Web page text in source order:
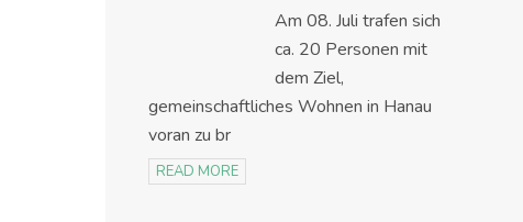
Am 08. Juli trafen sich
ca. 20 Personen mit
dem Ziel,
gemeinschaftliches Wohnen in Hanau
voran zu br
READ MORE